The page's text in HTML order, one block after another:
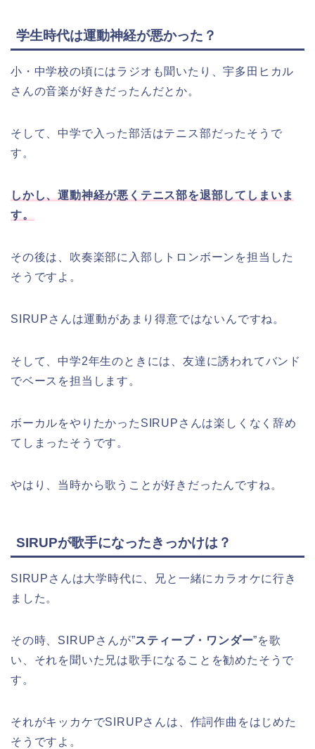
学生時代は運動神経が悪かった？
小・中学校の頃にはラジオも聞いたり、宇多田ヒカル
さんの音楽が好きだったんだとか。
そして、中学で入った部活はテニス部だったそうで
す。
しかし、運動神経が悪くテニス部を退部してしまいま
す。
その後は、吹奏楽部に入部しトロンボーンを担当した
そうですよ。
SIRUPさんは運動があまり得意ではないんですね。
そして、中学2年生のときには、友達に誘われてバンド
でベースを担当します。
ボーカルをやりたかったSIRUPさんは楽しくなく辞め
てしまったそうです。
やはり、当時から歌うことが好きだったんですね。
SIRUPが歌手になったきっかけは？
SIRUPさんは大学時代に、兄と一緒にカラオケに行き
ました。
その時、SIRUPさんが”スティーブ・ワンダー”を歌
い、それを聞いた兄は歌手になることを勧めたそうで
す。
それがキッカケでSIRUPさんは、作詞作曲をはじめた
そうですよ。